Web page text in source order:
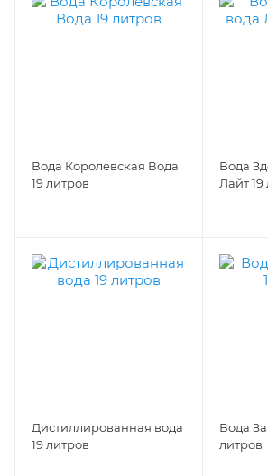
Вода Королевская Вода
19 литров
Вода
Лайт 19
Дистиллированная вода
19 литров
Вода
литров